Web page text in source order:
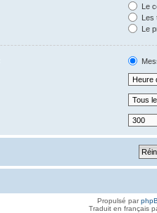
Le
Les
Le
Propulsé par
Traduit en français